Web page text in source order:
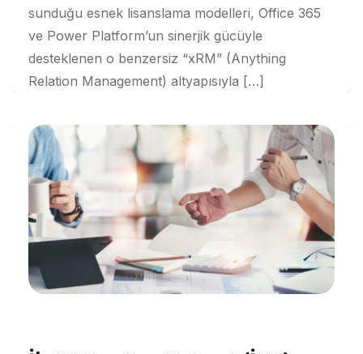
sunduğu esnek lisanslama modelleri, Office 365
ve Power Platform’un sinerjik gücüyle
desteklenen o benzersiz “xRM” (Anything
Relation Management) altyapısıyla […]